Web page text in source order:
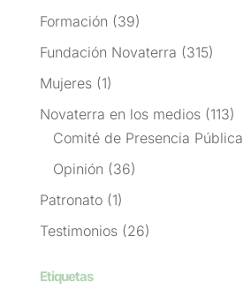
Formación (39)
Fundación Novaterra (315)
Mujeres(1)
Novaterra en los medios(113)
Comité de Presencia Pública
Opinión (36)
Patronato(1)
Testimonios(26)
Etiquetas